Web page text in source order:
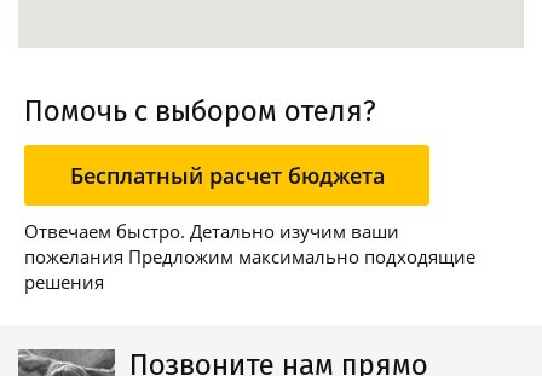
Помочь с выбором отеля?
Бесплатный расчет бюджета
Отвечаем быстро. Детально изучим ваши
пожелания Предложим максимально подходящие
решения
Позвоните нам прямо